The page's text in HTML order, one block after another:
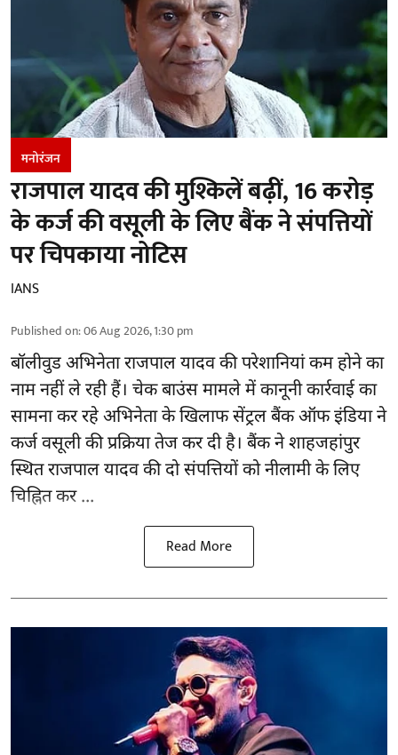
मनोरंजन
राजपाल यादव की मुश्किलें बढ़ीं, 16 करोड़
के कर्ज की वसूली के लिए बैंक ने संपत्तियों
पर चिपकाया नोटिस
IANS
Published on:06 Aug 2026, 1:30 pm
बॉलीवुडअभिनेता राजपाल यादव की परेशानियां कम होने का
नाम नहीं ले रही हैं। चेक बाउंस मामले में कानूनी कार्रवाई का
सामना कर रहे अभिनेता के खिलाफ सेंट्रल बैंक ऑफ इंडिया ने
कर्ज वसूली की प्रक्रिया तेज कर दी है। बैंक ने शाहजहांपुर
स्थित राजपाल यादव की दो संपत्तियों को नीलामी के लिए
चिह्नित कर ...
Read More